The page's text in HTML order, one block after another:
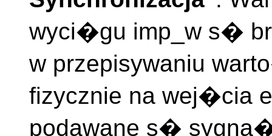
wyci�gu imp_w s�
w przepisywaniu
fizycznie na wej�cia
podawane s�